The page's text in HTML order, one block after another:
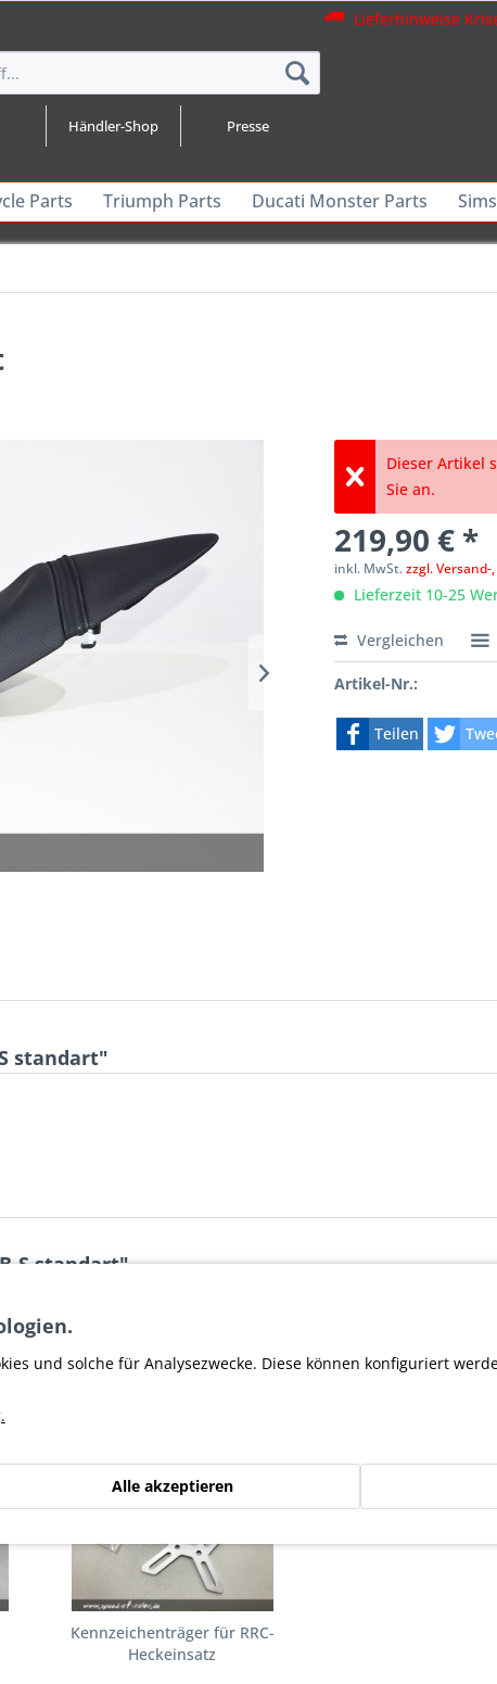
Lieferhinweise
Händler-Shop Presse
Parts Triumph Parts Ducati Monster Parts
Dieser Artikel
Sie an.
219,90 € *
inkl. MwSt.zzgl.
Lieferzeit 10-25
Vergleichen
Artikel-Nr.:
Teilen
standart"
S standart"
ebenfalls angesehen
Kennzeichenträger für RRC-
Heckeinsatz
und solche für Analysezwecke. Diese können konfiguriert
Alle akzeptieren